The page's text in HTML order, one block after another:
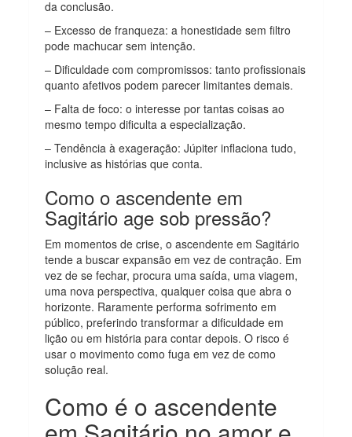
da conclusão.
– Excesso de franqueza: a honestidade sem filtro
pode machucar sem intenção.
– Dificuldade com compromissos: tanto profissionais
quanto afetivos podem parecer limitantes demais.
– Falta de foco: o interesse por tantas coisas ao
mesmo tempo dificulta a especialização.
– Tendência à exageração: Júpiter inflaciona tudo,
inclusive as histórias que conta.
Como o ascendente em
Sagitário age sob pressão?
Em momentos de crise, o ascendente em Sagitário
tende a buscar expansão em vez de contração. Em
vez de se fechar, procura uma saída, uma viagem,
uma nova perspectiva, qualquer coisa que abra o
horizonte. Raramente performa sofrimento em
público, preferindo transformar a dificuldade em
lição ou em história para contar depois. O risco é
usar o movimento como fuga em vez de como
solução real.
Como é o ascendente